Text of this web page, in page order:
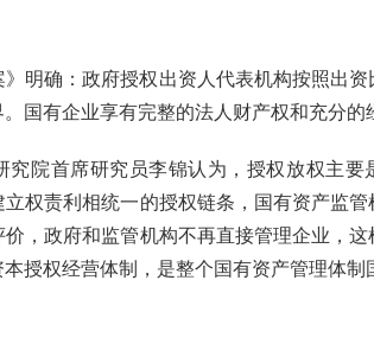
明确：政府授权出资人代表机构按照出
国有企业享有完整的法人财产权和充分的
究院首席研究员李锦认为，授权放权主
权责利相统一的授权链条，国有资产监
，政府和监管机构不再直接管理企业，
授权经营体制，是整个国有资产管理体制